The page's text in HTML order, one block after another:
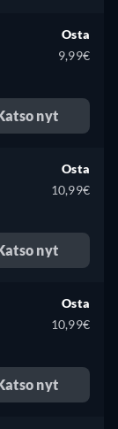
Osta
9,99€
nyt
Osta
10,99€
nyt
Osta
10,99€
nyt